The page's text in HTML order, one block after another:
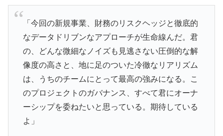
「今回の新規事業、財務のリスクヘッジと徹底的
なデータドリブンなアプローチが生命線んだ。君
の、どんな微細なノイズも見逃さない圧倒的な解
像度の高さと、地に足のついた冷徹なリアリズム
は、うちのチームにとって最高の強みになる。こ
のプロジェクトのガバナンス、すべて君にオーナ
ーシップを委ねたいと思っている。期待している
よ」